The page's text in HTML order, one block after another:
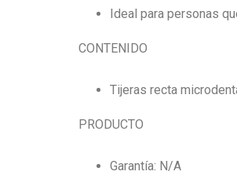
Ideal para personas
CONTENIDO
Tijeras recta
PRODUCTO
Garantía: N/A